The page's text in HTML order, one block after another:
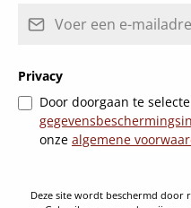
Privacy
Door doorgaan te
onze algemene
Deze site wordt beschermd door